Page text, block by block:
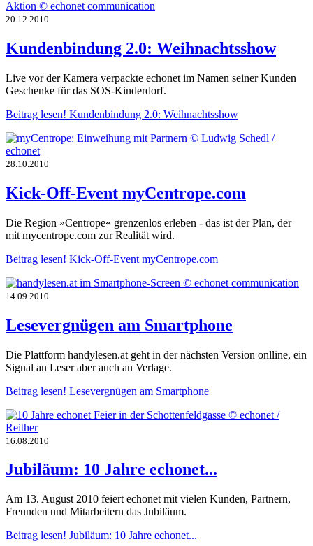
20.12.2010
Kundenbindung 2.0: Weihnachtsshow
Live vor der Kamera verpackte echonet im Namen seiner Kunden
Geschenke für das SOS-Kinderdorf.
Beitrag lesen! Kundenbindung 2.0: Weihnachtsshow
28.10.2010
Kick-Off-Event myCentrope.com
Die Region »Centrope« grenzenlos erleben - das ist der Plan, der
mit mycentrope.com zur Realität wird.
Beitrag lesen! Kick-Off-Event myCentrope.com
14.09.2010
Lesevergnügen am Smartphone
Die Plattform handylesen.at geht in der nächsten Version onlline, ein
Signal an Leser aber auch an Verlage.
Beitrag lesen! Lesevergnügen am Smartphone
16.08.2010
Jubiläum: 10 Jahre echonet...
Am 13. August 2010 feiert echonet mit vielen Kunden, Partnern,
Freunden und Mitarbeitern das Jubiläum.
Beitrag lesen! Jubiläum: 10 Jahre echonet...